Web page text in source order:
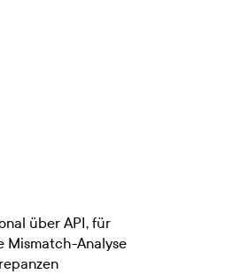
über API, für
Mismatch-Analyse